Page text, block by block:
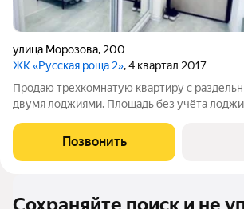
улица Морозова, 200
ЖК «Русская роща 2», 4 квартал 2017
Продаю трехкомнатую квартиру с
двумя лоджиями. Плoщaдь без учётa
Площaдь кухни - 11кв Санузeл - 6кв 3к
Рoщa. Уcтанoвленo
Позвонить